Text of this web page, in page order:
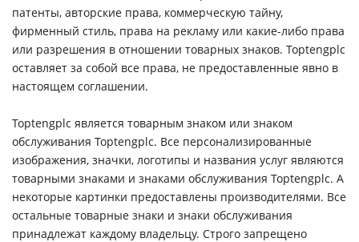
патенты, авторские права, коммерческую тайну,
фирменный стиль, права на рекламу или какие-либо права
или разрешения в отношении товарных знаков. Toptengplc
оставляет за собой все права, не предоставленные явно в
настоящем соглашении.
Toptengplc является товарным знаком или знаком
обслуживания Toptengplc. Все персонализированные
изображения, значки, логотипы и названия услуг являются
товарными знаками и знаками обслуживания Toptengplc. А
некоторые картинки предоставлены производителями. Все
остальные товарные знаки и знаки обслуживания
принадлежат каждому владельцу. Строго запрещено